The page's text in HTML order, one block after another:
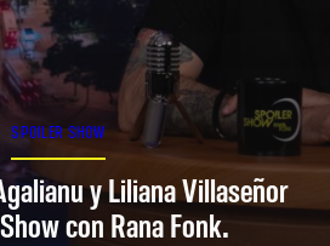
SPOILER SHOW
y Liliana Villaseñor
con Rana Fonk.